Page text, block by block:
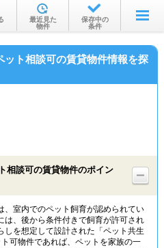
を探す
沿線・駅から
不動産会社から
最近見た
物件
保存中の
条件
ト相談可の賃貸物件情報を探
相談可の賃貸物件のポイン
、室内でのペット飼育が認められてい
は、後から条件付きで飼育が許可され
しを想定して設計された「ペット共生
可物件であれば、ペットを家族の一